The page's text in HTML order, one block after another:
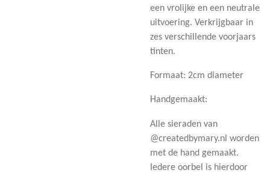
een vrolijke en een neutrale
uitvoering. Verkrijgbaar in
zes verschillende voorjaars
tinten.
Formaat: 2cm diameter
Handgemaakt:
Alle sieraden van
@createdbymary.nl worden
met de hand gemaakt.
Iedere oorbel is hierdoor